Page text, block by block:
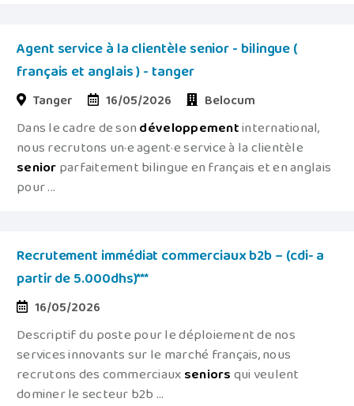
Agent service à la clientèle senior - bilingue (
français et anglais ) - tanger
Tanger 16/05/2026 Belocum
Dans le cadre de sondéveloppementinternational,
nous recrutons un·e agent·e service à la clientèle
seniorparfaitement bilingue en français et en anglais
pour ...
Recrutement immédiat commerciaux b2b – (cdi- a
partir de 5.000dhs)***
16/05/2026
Descriptif du poste pour le déploiement de nos
services innovants sur le marché français, nous
recrutons des commerciauxseniorsqui veulent
dominer le secteur b2b ...